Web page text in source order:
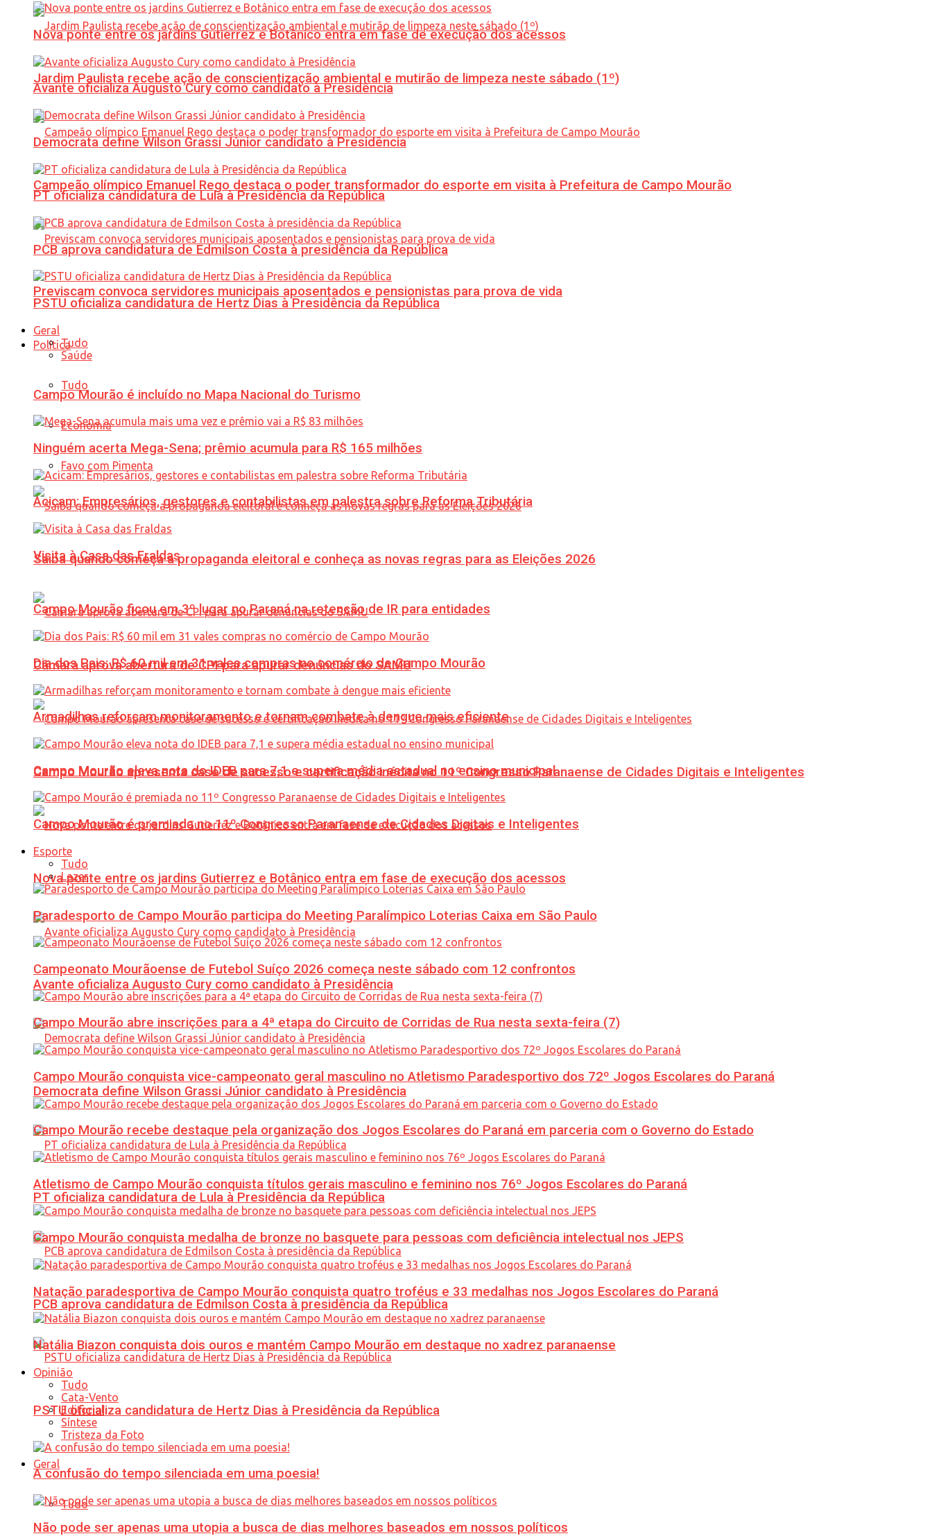
Jardim Paulista recebe ação de conscientização ambiental e mutirão de limpeza neste sábado (1º)
Campeão olímpico Emanuel Rego destaca o poder transformador do esporte em visita à Prefeitura de Campo Mourão
Previscam convoca servidores municipais aposentados e pensionistas para prova de vida
Política
Tudo
Economia
Favo com Pimenta
Saiba quando começa a propaganda eleitoral e conheça as novas regras para as Eleições 2026
Câmara aprova abertura de CPI para apurar denúncias do SAMU
Campo Mourão apresenta case de sucesso e certificação inédita no 11º Congresso Paranaense de Cidades Digitais e Inteligentes
Nova ponte entre os jardins Gutierrez e Botânico entra em fase de execução dos acessos
Avante oficializa Augusto Cury como candidato à Presidência
Democrata define Wilson Grassi Júnior candidato à Presidência
PT oficializa candidatura de Lula à Presidência da República
PCB aprova candidatura de Edmilson Costa à presidência da República
PSTU oficializa candidatura de Hertz Dias à Presidência da República
Geral
Tudo
Nova ponte entre os jardins Gutierrez e Botânico entra em fase de execução dos acessos
Avante oficializa Augusto Cury como candidato à Presidência
Democrata define Wilson Grassi Júnior candidato à Presidência
PT oficializa candidatura de Lula à Presidência da República
PCB aprova candidatura de Edmilson Costa à presidência da República
PSTU oficializa candidatura de Hertz Dias à Presidência da República
Geral
Tudo
Saúde
Campo Mourão é incluído no Mapa Nacional do Turismo
Ninguém acerta Mega-Sena; prêmio acumula para R$ 165 milhões
Acicam: Empresários, gestores e contabilistas em palestra sobre Reforma Tributária
Visita à Casa das Fraldas
Campo Mourão ficou em 3º lugar no Paraná na retenção de IR para entidades
Dia dos Pais: R$ 60 mil em 31 vales compras no comércio de Campo Mourão
Armadilhas reforçam monitoramento e tornam combate à dengue mais eficiente
Campo Mourão eleva nota do IDEB para 7,1 e supera média estadual no ensino municipal
Campo Mourão é premiada no 11º Congresso Paranaense de Cidades Digitais e Inteligentes
Esporte
Tudo
Lazer
Paradesporto de Campo Mourão participa do Meeting Paralímpico Loterias Caixa em São Paulo
Campeonato Mourãoense de Futebol Suíço 2026 começa neste sábado com 12 confrontos
Campo Mourão abre inscrições para a 4ª etapa do Circuito de Corridas de Rua nesta sexta-feira (7)
Campo Mourão conquista vice-campeonato geral masculino no Atletismo Paradesportivo dos 72º Jogos Escolares do Paraná
Campo Mourão recebe destaque pela organização dos Jogos Escolares do Paraná em parceria com o Governo do Estado
Atletismo de Campo Mourão conquista títulos gerais masculino e feminino nos 76º Jogos Escolares do Paraná
Campo Mourão conquista medalha de bronze no basquete para pessoas com deficiência intelectual nos JEPS
Natação paradesportiva de Campo Mourão conquista quatro troféus e 33 medalhas nos Jogos Escolares do Paraná
Natália Biazon conquista dois ouros e mantém Campo Mourão em destaque no xadrez paranaense
Opinião
Tudo
Cata-Vento
Editorial
Síntese
Tristeza da Foto
A confusão do tempo silenciada em uma poesia!
Não pode ser apenas uma utopia a busca de dias melhores baseados em nossos políticos